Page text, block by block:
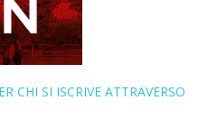
CHI SI ISCRIVE ATTRAVERSO